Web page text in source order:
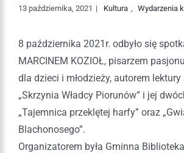
13 października, 2021 | Kultura Wydarzenia
8 października 2021r. odbyło się
MARCINEM KOZIOŁ, pisarzem
dla dzieci i młodzieży, autorem lektury
„Skrzynia Władcy Piorunów” i jej
„Tajemnica przeklętej harfy” oraz
Blachonosego”.
Organizatorem była Gminna